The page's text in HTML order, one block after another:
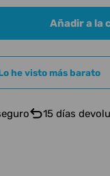
Electropara
Añadir a la
he visto más barato
15 días